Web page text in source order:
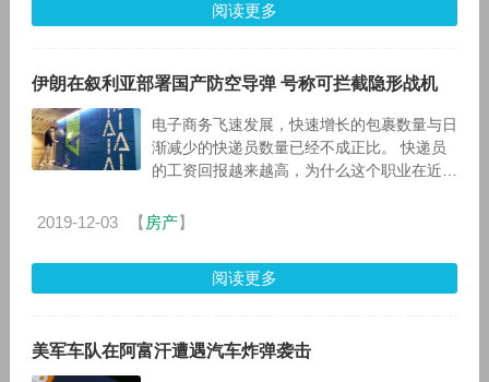
阅读更多
伊朗在叙利亚部署国产防空导弹 号称可拦截隐形战机
电子商务飞速发展，快速增长的包裹数量与日
渐减少的快递员数量已经不成正比。 快递员
的工资回报越来越高，为什么这个职业在近年
映，虽然能够得到很高的工
2019-12-03 【 房产】
阅读更多
美军车队在阿富汗遭遇汽车炸弹袭击